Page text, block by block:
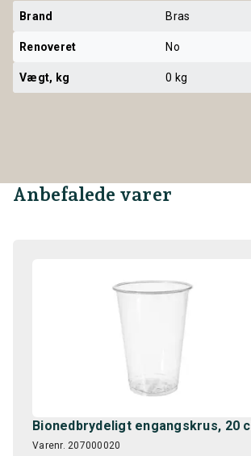
Brand Bras
Renoveret No
Vægt, kg 0 kg
Anbefalede varer
Bionedbrydeligt engangskrus, 20 cl
Varenr. 207000020